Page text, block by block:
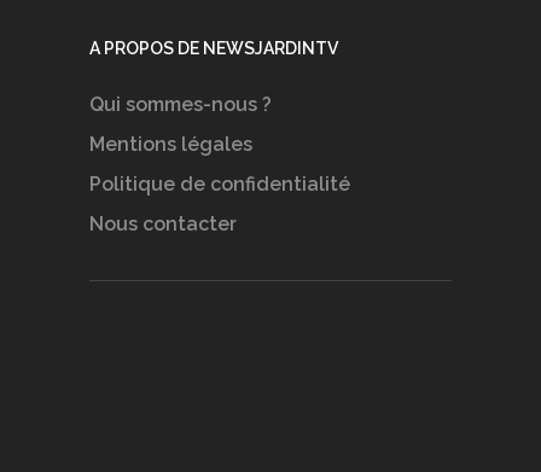
A PROPOS DE NEWSJARDINTV
Qui sommes-nous ?
Mentions légales
Politique de confidentialité
Nous contacter